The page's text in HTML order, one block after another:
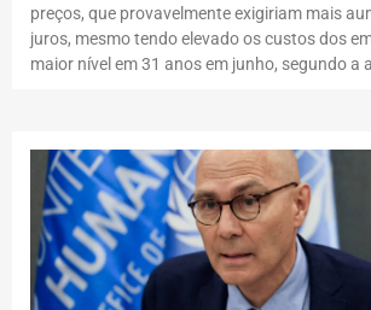
preços, que provavelmente exigiriam mais
juros, mesmo tendo elevado os custos dos
maior nível em 31 anos em junho, segundo a